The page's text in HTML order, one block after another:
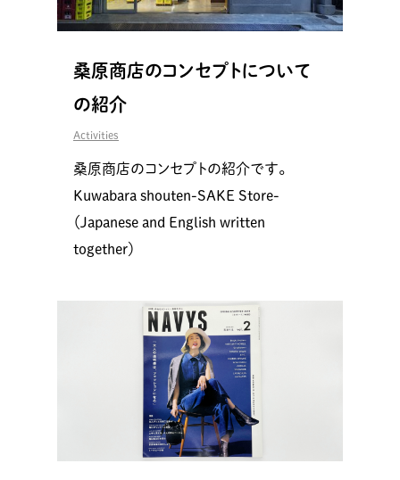
桑原商店のコンセプトについて
の紹介
Activities
桑原商店のコンセプトの紹介です。
Kuwabara shouten-SAKE Store-
（Japanese and English written
together）